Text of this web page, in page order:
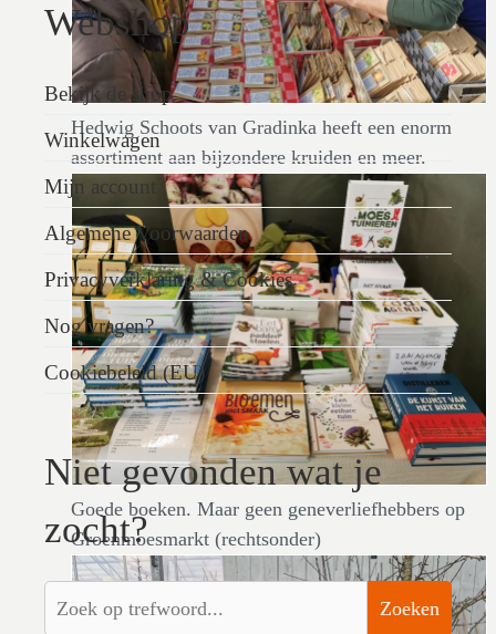
Hedwig Schoots van Gradinka heeft een enorm
assortiment aan bijzondere kruiden en meer.
Goede boeken. Maar geen geneverliefhebbers op
Groenmoesmarkt (rechtsonder)
Webshop
Bekijk de shop
Winkelwagen
Mijn account
Algemene Voorwaarden
Privacyverklaring & Cookies
Nog vragen?
Cookiebeleid (EU)
Niet gevonden wat je
zocht?
Zoeken